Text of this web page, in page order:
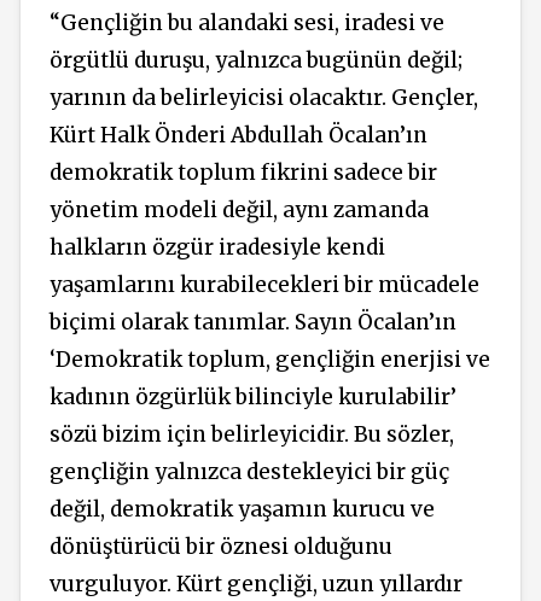
“Gençliğin bu alandaki sesi, iradesi ve
örgütlü duruşu, yalnızca bugünün değil;
yarının da belirleyicisi olacaktır. Gençler,
Kürt Halk Önderi Abdullah Öcalan’ın
demokratik toplum fikrini sadece bir
yönetim modeli değil, aynı zamanda
halkların özgür iradesiyle kendi
yaşamlarını kurabilecekleri bir mücadele
biçimi olarak tanımlar. Sayın Öcalan’ın
‘Demokratik toplum, gençliğin enerjisi ve
kadının özgürlük bilinciyle kurulabilir’
sözü bizim için belirleyicidir. Bu sözler,
gençliğin yalnızca destekleyici bir güç
değil, demokratik yaşamın kurucu ve
dönüştürücü bir öznesi olduğunu
vurguluyor. Kürt gençliği, uzun yıllardır